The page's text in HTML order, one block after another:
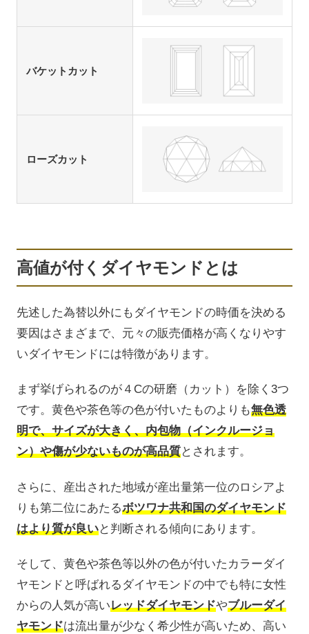
バケットカット
ローズカット
高値が付くダイヤモンドとは
先述した為替以外にもダイヤモンドの時価を決める
要因はさまざまで、元々の販売価格が高くなりやす
いダイヤモンドには特徴があります。
まず挙げられるのが４Cの研磨（カット）を除く3つ
です。黄色や茶色等の色が付いたものよりも無色透
明で、サイズが大きく、内包物（インクルージョ
ン）や傷が少ないものが高品質とされます。
さらに、産出された地域が産出量第一位のロシアよ
りも第二位にあたるボツワナ共和国のダイヤモンド
はより質が良いと判断される傾向にあります。
そして、黄色や茶色等以外の色が付いたカラーダイ
ヤモンドと呼ばれるダイヤモンドの中でも特に女性
からの人気が高いレッドダイヤモンドやブルーダイ
ヤモンドは流出量が少なく希少性が高いため、高い